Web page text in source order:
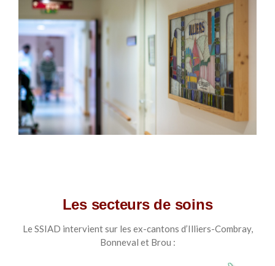
Les secteurs de soins
Le SSIAD intervient sur les ex-cantons d’Illiers-Combray,
Bonneval et Brou :